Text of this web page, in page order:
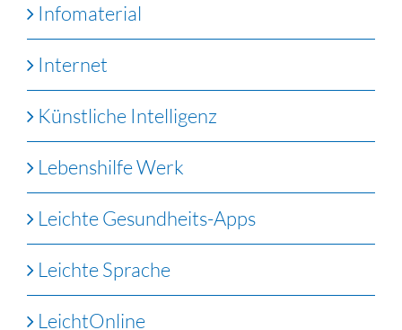
Infomaterial
Internet
Künstliche Intelligenz
Lebenshilfe Werk
Leichte Gesundheits-Apps
Leichte Sprache
LeichtOnline